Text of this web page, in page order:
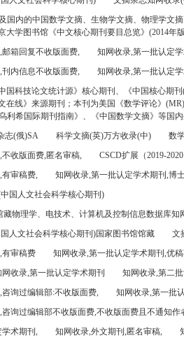
国内的中国数学文摘、生物学文摘、物理学文
大学图书馆《中文核心期刊要目总览》(2014年
箱回复不收版面费,
知网收录,第一批认定
内信息不收版面费,
知网收录,第一批认定
国科技论文统计源》核心期刊、《中国核心期
在线》来源期刊；本刊为美国《数学评论》
利希国际期刊指南》、《中国数学文摘》等国
志(俄)SA 科学文摘(英)万方收录(中) 数
收版面费,匿名审稿,
CSCD扩展（2019-
审稿费,
知网收录,第一批认定学术期刊,博
国人文社会科学核心期刊)
物理学、电技术、计算机及控制信息数据库知
人文社会科学核心期刊)国家图书馆馆藏
文
有审稿费
知网收录,第一批认定学术期刊,优
网收录,第一批认定学术期刊
知网收录,第二
询过编辑部:不收版面费,
知网收录,第一批
询过编辑部不收版面费,不收版面费且不通知作
术期刊,
知网收录,外文期刊,匿名审稿,